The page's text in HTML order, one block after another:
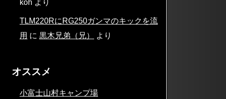
koh より
TLM220RにRG250ガンマのキックを流
用 に 黒木兄弟（兄） より
オススメ
小富士山村キャンプ場